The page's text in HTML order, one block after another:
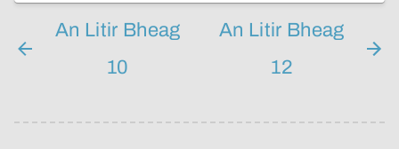
An Litir Bheag
10
An Litir Bheag
12